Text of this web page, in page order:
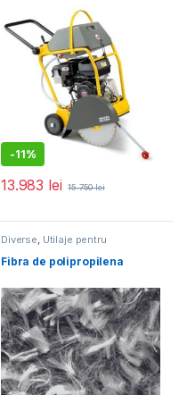
-11%
13.983 lei 15.750lei
Diverse Utilaje pentru
construcții
Fibra de polipropilena